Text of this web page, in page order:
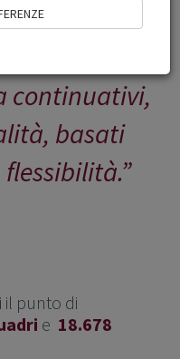
e le
continuativi,
basati
il punto di
e 18.678